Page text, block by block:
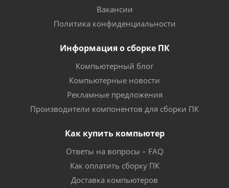
Вакансии
Политика конфиденциальности
Информация о сборке ПК
Компьютерный блог
Компьютерные новости
Рекламные предложения
Производители компонентов для сборки ПК
Как купить компьютер
Ответы на вопросы – FAQ
Как оплатить сборку ПК
Доставка компьютеров